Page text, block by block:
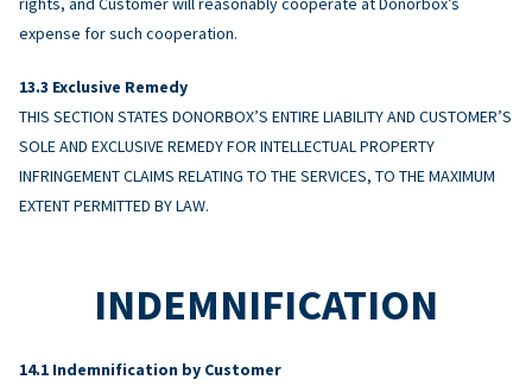
expense for such cooperation.
Exclusive Remedy
THIS SECTION STATES DONORBOX’S ENTIRE LIABILITY AND CUSTOMER’S
SOLE AND EXCLUSIVE REMEDY FOR INTELLECTUAL PROPERTY
INFRINGEMENT CLAIMS RELATING TO THE SERVICES, TO THE MAXIMUM
EXTENT PERMITTED BY LAW.
INDEMNIFICATION
Indemnification by Customer